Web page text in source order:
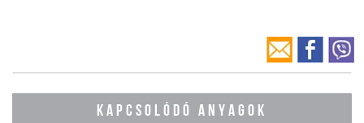
KAPCSOLÓDÓ ANYAGOK